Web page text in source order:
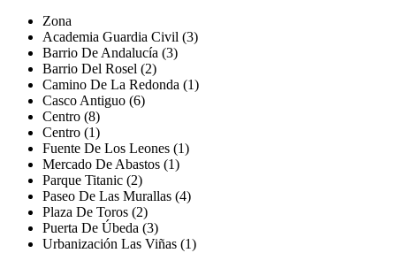
Zona
Academia Guardia Civil (3)
Barrio De Andalucía (3)
Barrio Del Rosel (2)
Camino De La Redonda (1)
Casco Antiguo (6)
Centro (8)
Centro (1)
Fuente De Los Leones (1)
Mercado De Abastos (1)
Parque Titanic (2)
Paseo De Las Murallas (4)
Plaza De Toros (2)
Puerta De Úbeda (3)
Urbanización Las Viñas (1)